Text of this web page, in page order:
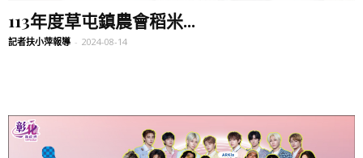
113年度草屯鎮農會稻米...
記者扶小萍報導 - 2024-08-14